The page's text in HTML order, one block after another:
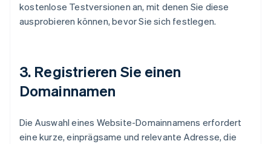
kostenlose Testversionen an, mit denen Sie diese
ausprobieren können, bevor Sie sich festlegen.
3. Registrieren Sie einen
Domainnamen
Die Auswahl eines Website-Domainnamens erfordert
eine kurze, einprägsame und relevante Adresse, die